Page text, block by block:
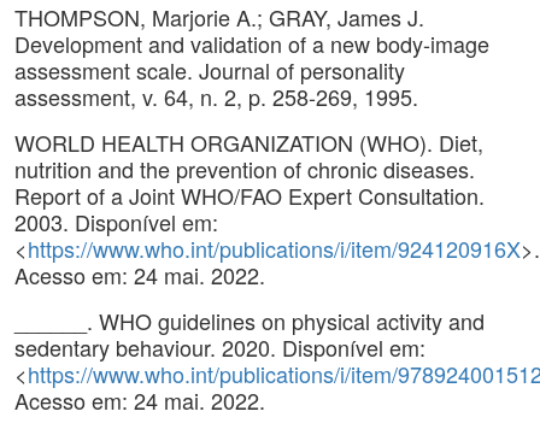
THOMPSON, Marjorie A.; GRAY, James J.
Development and validation of a new body-image
assessment scale. Journal of personality
assessment, v. 64, n. 2, p. 258-269, 1995.
WORLD HEALTH ORGANIZATION (WHO). Diet,
nutrition and the prevention of chronic diseases.
Report of a Joint WHO/FAO Expert Consultation.
2003. Disponível em:
<https://www.who.int/publications/i/item/924120916X>.
Acesso em: 24 mai. 2022.
______. WHO guidelines on physical activity and
sedentary behaviour. 2020. Disponível em:
<https://www.who.int/publications/i/item/
Acesso em: 24 mai. 2022.